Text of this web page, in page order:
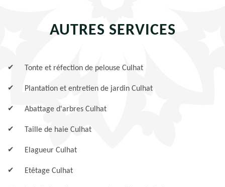
AUTRES SERVICES
Tonte et réfection de pelouse Culhat
Plantation et entretien de jardin Culhat
Abattage d'arbres Culhat
Taille de haie Culhat
Elagueur Culhat
Etêtage Culhat